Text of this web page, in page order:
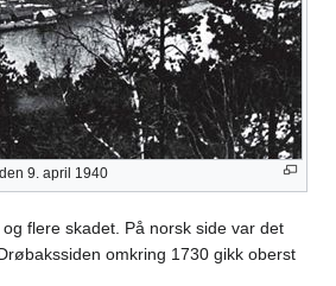
9. april 1940
flere skadet. På norsk side var det
omkring 1730 gikk oberst